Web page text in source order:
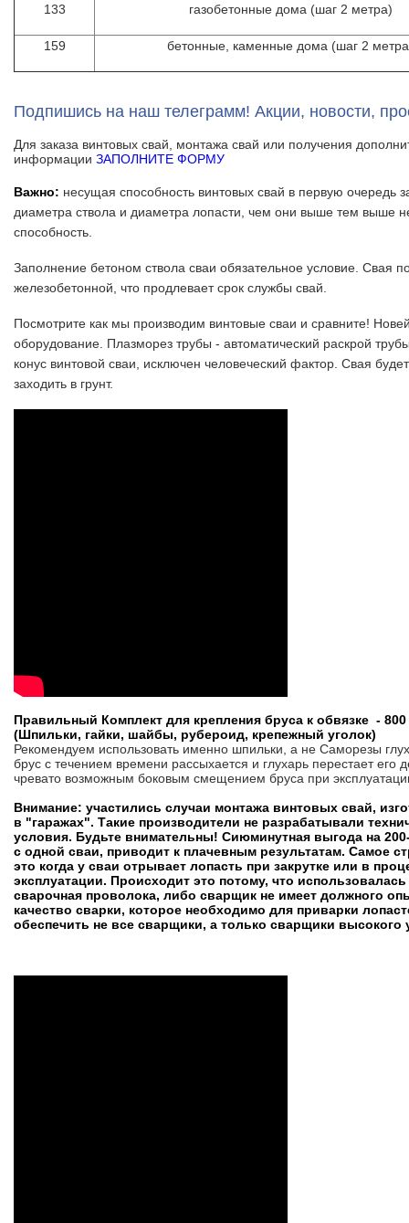
133 газобетонные дома (шаг 2 метра)
159 бетонные, каменные дома (шаг 2
Подпишись на наш телеграмм! Акции, новости,
Для заказа винтовых свай, монтажа свай или получения
информации ЗАПОЛНИТЕ ФОРМУ
Важно: несущая способность винтовых свай в первую очередь
диаметра ствола и диаметра лопасти, чем они выше тем выше
способность.
Заполнение бетоном ствола сваи обязательное условие. Свая
железобетонной, что продлевает срок службы свай.
Посмотрите как мы производим винтовые сваи и сравните!
оборудование. Плазморез трубы - автоматический раскрой
конус винтовой сваи, исключен человеческий фактор. Свая
заходить в грунт.
Правильный Комплект для крепления бруса к обвязке -
(Шпильки, гайки, шайбы, рубероид, крепежный уголок)
Рекомендуем использовать именно шпильки, а не Саморезы
брус с течением времени рассыхается и глухарь перестает его
чревато возможным боковым смещением бруса при
Внимание: участились случаи монтажа винтовых свай,
в "гаражах". Такие производители не разрабатывали
условия. Будьте внимательны! Сиюминутная выгода на
с одной сваи, приводит к плачевным результатам. Самое
это когда у сваи отрывает лопасть при закрутке или в
эксплуатации. Происходит это потому, что использовалась
сварочная проволока, либо сварщик не имеет должного
качество сварки, которое необходимо для приварки
обеспечить не все сварщики, а только сварщики высокого